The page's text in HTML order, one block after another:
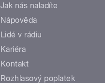
Jak nás naladíte
Nápověda
Lidé v rádiu
Kariéra
Kontakt
Rozhlasový poplatek